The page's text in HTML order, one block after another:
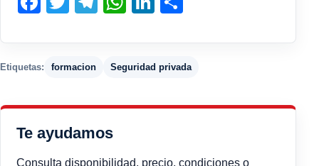
Etiquetas: formacion Seguridad privada
Te ayudamos
Consulta disponibilidad, precio, condiciones o